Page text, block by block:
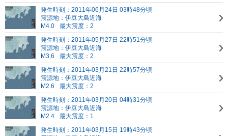
発生時刻：2011年06月24日 03時48分頃
震源地：伊豆大島近海
M4.0
最大震度：2
発生時刻：2011年05月27日 22時51分頃
震源地：伊豆大島近海
M3.6
最大震度：2
発生時刻：2011年03月21日 22時57分頃
震源地：伊豆大島近海
M2.6
最大震度：2
発生時刻：2011年03月20日 04時31分頃
震源地：伊豆大島近海
M2.4
最大震度：1
発生時刻：2011年03月15日 19時43分頃